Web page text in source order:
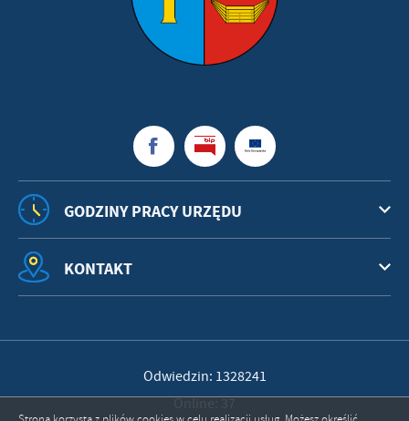
GODZINY PRACY URZĘDU
KONTAKT
Odwiedzin: 1328241
Online: 37